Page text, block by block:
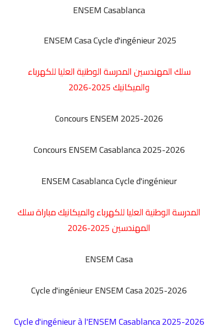
ENSEM Casablanca
ENSEM CasaCycle d'ingénieur 2025
سلك المهندسين المدرسة الوطنية العليا للكهرباء
والميكانيك 2025-2026
ConcoursENSEM 2025-2026
Concours ENSEM Casablanca 2025-2026
ENSEM CasablancaCycle d'ingénieur
المدرسة الوطنية العليا للكهرباء والميكانيك مباراة سلك
المهندسين 2025-2026
ENSEM Casa
Cycle d'ingénieur ENSEM Casa 2025-2026
Cycle d'ingénieur à l'ENSEM Casablanca 2025-2026